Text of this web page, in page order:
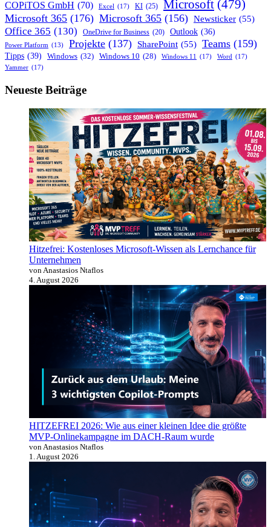
COPiTOS GmbH (70) Excel (17) KI (25) Microsoft (479)
Microsoft 365 (176) Microsoft 365 (156) Newsticker (55)
Office 365 (130) OneDrive for Business (20) Outlook (36)
Power Platform (13) Projekte (137) SharePoint (55) Teams (159)
Tipps (39) Windows (32) Windows 10 (28) Windows 11 (17) Word (17)
Yammer (17)
Neueste Beiträge
Hitzefrei: Kostenloses Microsoft-Wissen als Lernchance für
Unternehmen
von Anastasios Ntaflos
4. August 2026
HITZEFREI 2026: Wie aus einer kleinen Idee die größte
MVP-Onlinekampagne im DACH-Raum wurde
von Anastasios Ntaflos
1. August 2026